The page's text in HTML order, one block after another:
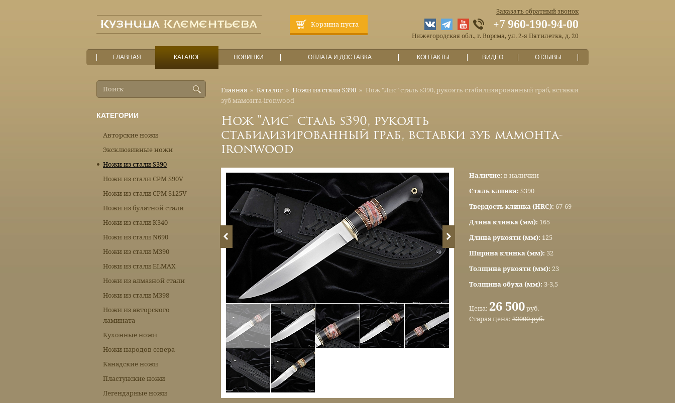
Корзина пуста
Заказать обратный звонок
+7 960-190-94-00
Нижегородская обл., г. Ворсма, ул. 2-я Пятилетка, д. 20
ГЛАВНАЯ КАТАЛОГ НОВИНКИ ОПЛАТА И ДОСТАВКА КОНТАКТЫ ВИДЕО ОТЗЫВЫ
Главная » Каталог » Ножи из стали S390 » Нож "Лис" сталь s390, рукоять стабилизированный граб, вставки
зуб мамонта-ironwood
Нож "Лис" сталь s390, рукоять
стабилизированный граб, вставки зуб мамонта-
ironwood
Наличие: в наличии
Сталь клинка: S390
Твердость клинка (HRC): 67-69
Длина клинка (мм): 165
Длина рукояти (мм): 125
Ширина клинка (мм): 32
Толщина рукояти (мм): 23
Толщина обуха (мм): 3-3,5
Цена: 26 500 руб.
Старая цена: 32000 руб.
КАТЕГОРИИ
Авторские ножи
Эксклюзивные ножи
Ножи из стали S390
Ножи из стали CPM S90V
Ножи из стали CPM S125V
Ножи из булатной стали
Ножи из стали К340
Ножи из стали N690
Ножи из стали М390
Ножи из стали ELMAX
Ножи из алмазной стали
Ножи из стали М398
Ножи из авторского
ламината
Кухонные ножи
Ножи народов севера
Канадские ножи
Пластунские ножи
Легендарные ножи